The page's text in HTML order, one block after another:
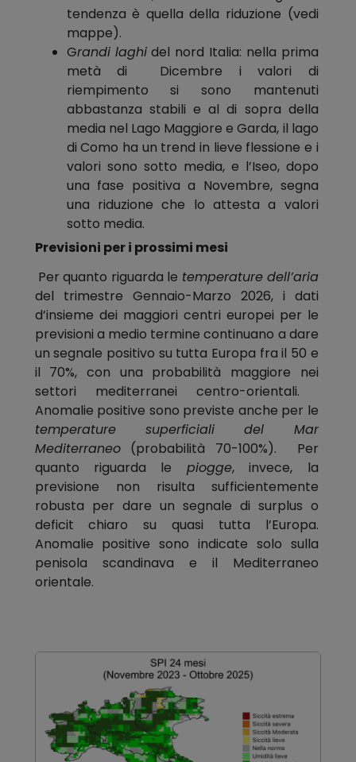
tendenza è quella della riduzione (vedi
mappe).
Grandi laghidel nord Italia: nella prima
metà di Dicembre i valori di
riempimento si sono mantenuti
abbastanza stabili e al di sopra della
media nel Lago Maggiore e Garda, il lago
di Como ha un trend in lieve flessione e i
valori sono sotto media, e l’Iseo, dopo
una fase positiva a Novembre, segna
una riduzione che lo attesta a valori
sotto media.
Previsioni per i prossimi mesi
Per quanto riguarda le temperature dell’aria
del trimestre Gennaio-Marzo 2026, i dati
d’insieme dei maggiori centri europei per le
previsioni a medio termine continuano a dare
un segnale positivo su tutta Europa fra il 50 e
il 70%, con una probabilità maggiore nei
settori mediterranei centro-orientali.
Anomalie positive sono previste anche per le
temperature superficiali del Mar
Mediterraneo(probabilità 70-100%). Per
quanto riguarda le piogge, invece, la
previsione non risulta sufficientemente
robusta per dare un segnale di surplus o
deficit chiaro su quasi tutta l’Europa.
Anomalie positive sono indicate solo sulla
penisola scandinava e il Mediterraneo
orientale.